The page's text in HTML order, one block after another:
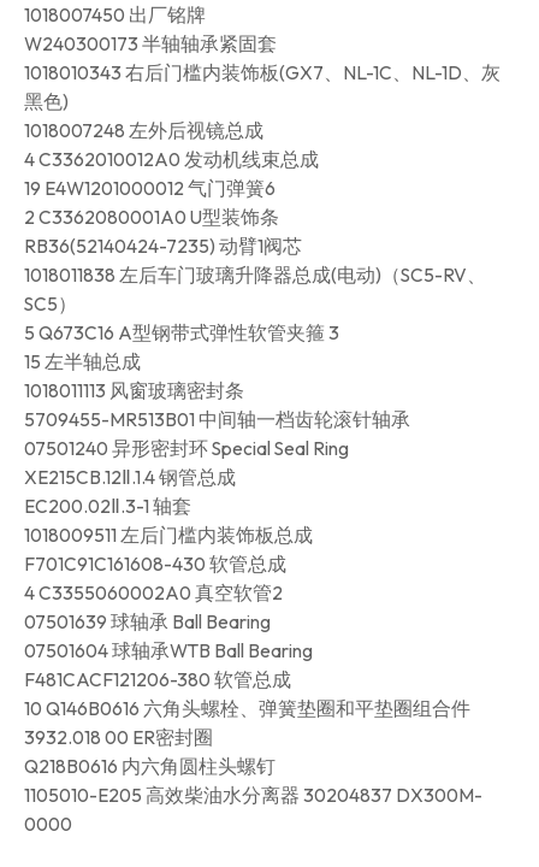
1018007450 出厂铭牌
W240300173 半轴轴承紧固套
1018010343 右后门槛内装饰板(GX7、NL-1C、NL-1D、灰
黑色)
1018007248 左外后视镜总成
4 C3362010012A0 发动机线束总成
19 E4W1201000012 气门弹簧6
2 C3362080001A0 U型装饰条
RB36(52140424-7235) 动臂1阀芯
1018011838 左后车门玻璃升降器总成(电动)（SC5-RV、
SC5）
5 Q673C16 A型钢带式弹性软管夹箍 3
15 左半轴总成
1018011113 风窗玻璃密封条
5709455-MR513B01 中间轴一档齿轮滚针轴承
07501240 异形密封环 Special Seal Ring
XE215CB.12Ⅱ.1.4 钢管总成
EC200.02Ⅱ.3-1 轴套
1018009511 左后门槛内装饰板总成
F701C91C161608-430 软管总成
4 C3355060002A0 真空软管2
07501639 球轴承 Ball Bearing
07501604 球轴承WTB Ball Bearing
F481CACF121206-380 软管总成
10 Q146B0616 六角头螺栓、弹簧垫圈和平垫圈组合件
3932.018 00 ER密封圈
Q218B0616 内六角圆柱头螺钉
1105010-E205 高效柴油水分离器 30204837 DX300M-
0000